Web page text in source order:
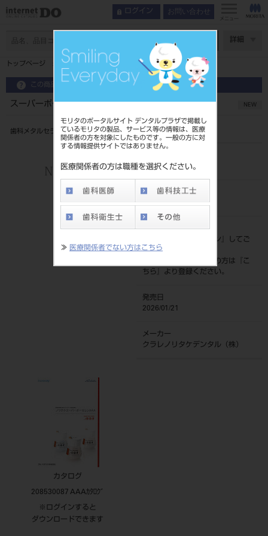
モリタのポータルサイト デンタルプラザで掲載し
ているモリタの製品、サービス等の情報は、医療
関係者の方を対象にしたものです。一般の方に対
する情報提供サイトではありません。
医療関係者の方は職種を選択ください。
≫ 医療関係者でない方はこちら
ログイン お問い合わせ
メニュー
詳細
トップページ スーパーポーセレンAAA オペーク D2O 10g
この商品に関するお問い合わせ
スーパーポーセレンAAA オペーク D2O 10g NEW
歯科メタルセラミック修復用陶材
202280210D2O
JAN/EANコード
標準価格
ログイン
』してご
覧ください。
ネット会員登録がまだの方は『
こ
ちら
』より登録ください。
発売日
2026/01/21
メーカー
クラレノリタケデンタル（株）
カタログ
208530087 AAAｶﾀﾛｸﾞ
※ログインすると
ダウンロードできます